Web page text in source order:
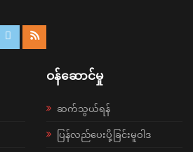
ဝန်ဆောင်မှု
ဆက်သွယ်ရန်
ပြန်လည်ပေးပို့ခြင်းမူဝါဒ